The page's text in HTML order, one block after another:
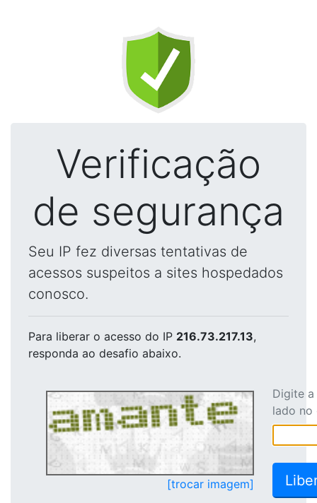
Verificação
de segurança
Seu IP fez diversas tentativas de
acessos suspeitos a sites hospedados
conosco.
Para liberar o acesso do IP 216.73.217.13,
responda ao desafio abaixo.
[trocar imagem]
Digite
lado no